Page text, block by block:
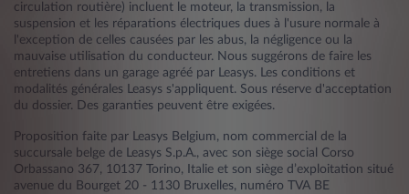
circulation routière) incluent le moteur, la transmission, la
suspension et les réparations électriques dues à l'usure normale à
l'exception de celles causées par les abus, la négligence ou la
mauvaise utilisation du conducteur. Nous suggérons de faire les
entretiens dans un garage agréé par Leasys. Les conditions et
modalités générales Leasys s'appliquent. Sous réserve d'acceptation
du dossier. Des garanties peuvent être exigées.
Proposition faite par Leasys Belgium, nom commercial de la
succursale belge de Leasys S.p.A., avec son siège social Corso
Orbassano 367, 10137 Torino, Italie et son siège d’exploitation situé
avenue du Bourget 20 - 1130 Bruxelles, numéro TVA BE